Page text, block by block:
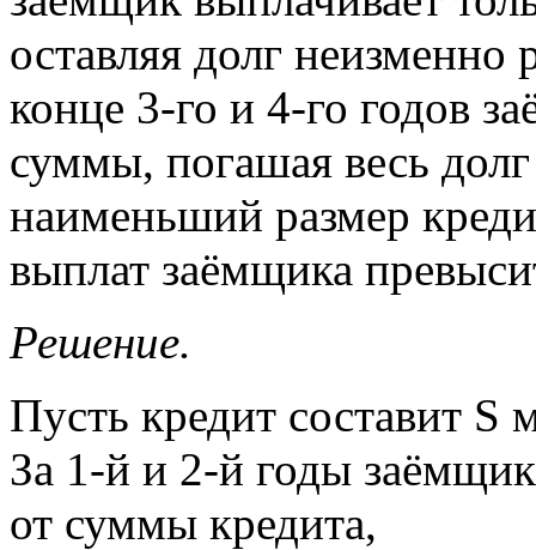
оставляя долг
конце 3-го и 4-го годов
суммы, погашая весь
наименьший размер
выплат заёмщика
Решение.
Пусть кредит составит S
За 1-й и 2-й годы
от суммы кредита,